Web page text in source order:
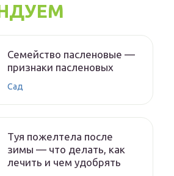
Семейство пасленовые —
признаки пасленовых
Сад
Туя пожелтела после
зимы — что делать, как
лечить и чем удобрять